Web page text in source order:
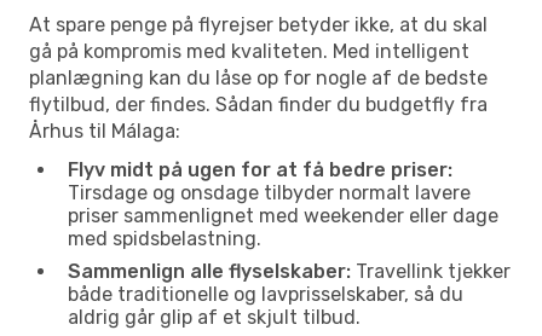
At spare penge på flyrejser betyder ikke, at du skal
gå på kompromis med kvaliteten. Med intelligent
planlægning kan du låse op for nogle af de bedste
flytilbud, der findes. Sådan finder du budgetfly fra
Århus til Málaga:
Flyv midt på ugen for at få bedre priser:
Tirsdage og onsdage tilbyder normalt lavere
priser sammenlignet med weekender eller dage
med spidsbelastning.
Sammenlign alle flyselskaber: Travellink tjekker
både traditionelle og lavprisselskaber, så du
aldrig går glip af et skjult tilbud.